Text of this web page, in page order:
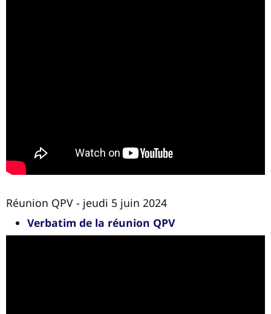
Réunion QPV - jeudi 5 juin 2024
Verbatim de la réunion QPV